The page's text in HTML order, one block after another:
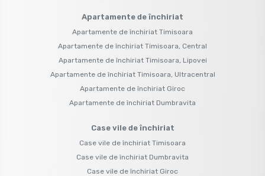
Apartamente de închiriat
Apartamente de închiriat Timisoara
Apartamente de închiriat Timisoara, Central
Apartamente de închiriat Timisoara, Lipovei
Apartamente de închiriat Timisoara, Ultracentral
Apartamente de închiriat Giroc
Apartamente de închiriat Dumbravita
Case vile de închiriat
Case vile de închiriat Timisoara
Case vile de închiriat Dumbravita
Case vile de închiriat Giroc